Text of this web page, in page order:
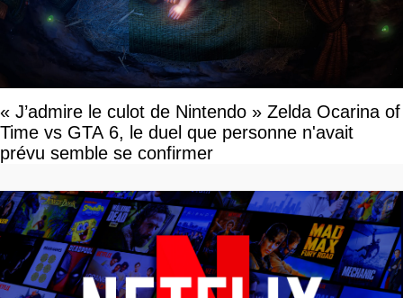
« J’admire le culot de Nintendo » Zelda Ocarina of
Time vs GTA 6, le duel que personne n'avait
prévu semble se confirmer